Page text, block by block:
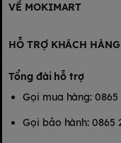
VỀ MOKIMART
HỖ TRỢ KHÁCH HÀNG
Tổng đài hỗ trợ
Gọi mua hàng:
Gọi bảo hành: 0865